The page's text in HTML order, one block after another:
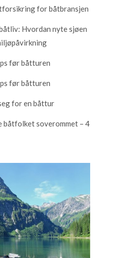
for båtbransjen
Hvordan nyte sjøen
før båtturen
før båtturen
for en båttur
båtfolket soverommet – 4